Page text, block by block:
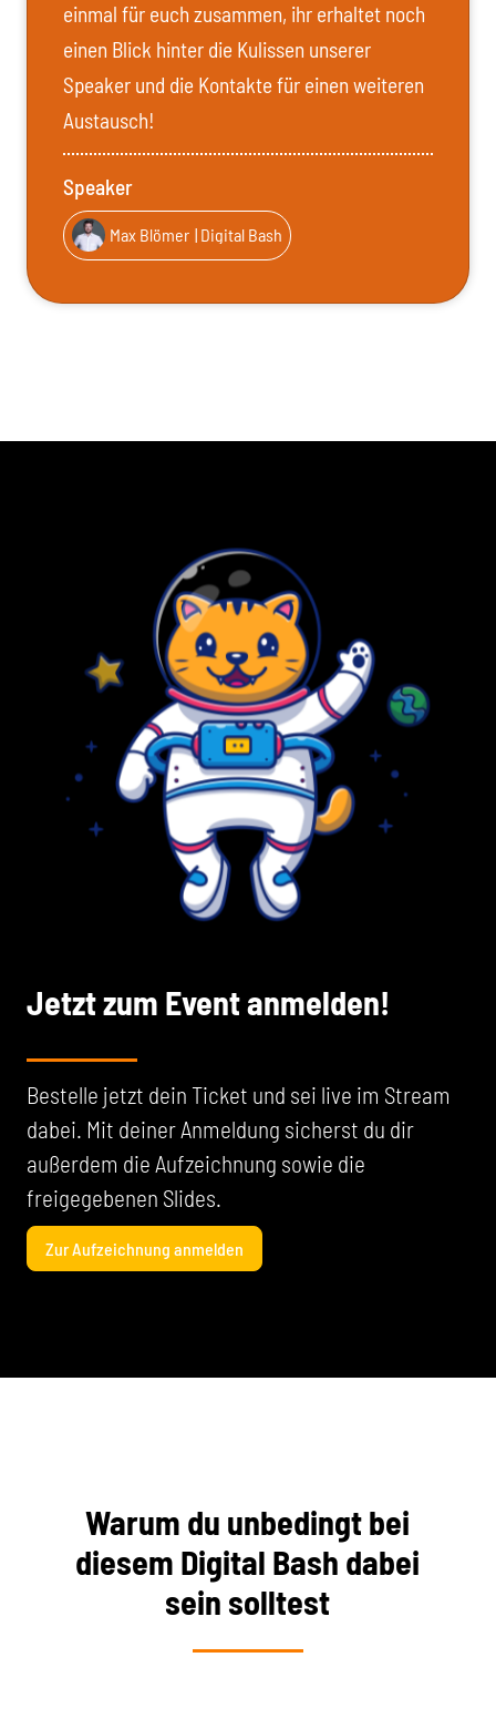
einmal für euch zusammen, ihr erhaltet noch
einen Blick hinter die Kulissen unserer
Speaker und die Kontakte für einen weiteren
Austausch!
Speaker
Max Blömer | Digital Bash
Jetzt zum Event anmelden!
Bestelle jetzt dein Ticket und sei live im Stream
dabei. Mit deiner Anmeldung sicherst du dir
außerdem die Aufzeichnung sowie die
freigegebenen Slides.
Zur Aufzeichnung anmelden
Warum du unbedingt bei
diesem Digital Bash dabei
sein solltest